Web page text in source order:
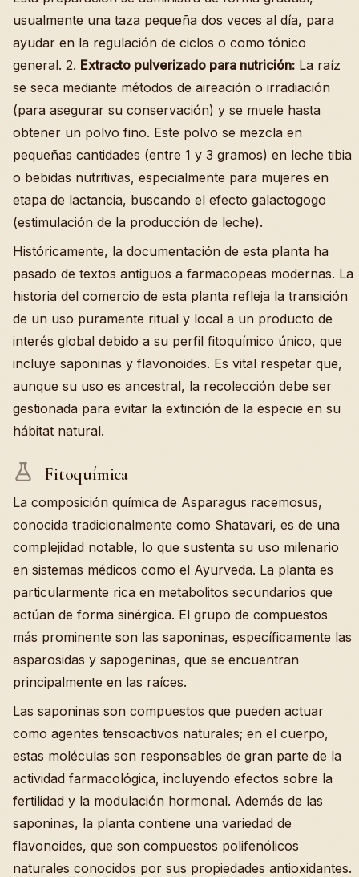
usualmente una taza pequeña dos veces al día, para
ayudar en la regulación de ciclos o como tónico
general. 2. Extracto pulverizado para nutrición: La raíz
se seca mediante métodos de aireación o irradiación
(para asegurar su conservación) y se muele hasta
obtener un polvo fino. Este polvo se mezcla en
pequeñas cantidades (entre 1 y 3 gramos) en leche tibia
o bebidas nutritivas, especialmente para mujeres en
etapa de lactancia, buscando el efecto galactogogo
(estimulación de la producción de leche).
Históricamente, la documentación de esta planta ha
pasado de textos antiguos a farmacopeas modernas. La
historia del comercio de esta planta refleja la transición
de un uso puramente ritual y local a un producto de
interés global debido a su perfil fitoquímico único, que
incluye saponinas y flavonoides. Es vital respetar que,
aunque su uso es ancestral, la recolección debe ser
gestionada para evitar la extinción de la especie en su
hábitat natural.
Fitoquímica
La composición química de Asparagus racemosus,
conocida tradicionalmente como Shatavari, es de una
complejidad notable, lo que sustenta su uso milenario
en sistemas médicos como el Ayurveda. La planta es
particularmente rica en metabolitos secundarios que
actúan de forma sinérgica. El grupo de compuestos
más prominente son las saponinas, específicamente las
asparosidas y sapogeninas, que se encuentran
principalmente en las raíces.
Las saponinas son compuestos que pueden actuar
como agentes tensoactivos naturales; en el cuerpo,
estas moléculas son responsables de gran parte de la
actividad farmacológica, incluyendo efectos sobre la
fertilidad y la modulación hormonal. Además de las
saponinas, la planta contiene una variedad de
flavonoides, que son compuestos polifenólicos
naturales conocidos por sus propiedades antioxidantes.